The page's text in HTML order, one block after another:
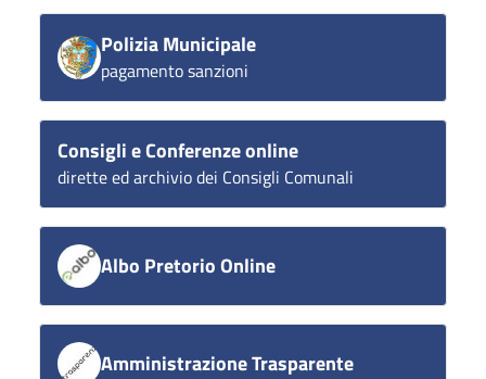
Polizia Municipale
pagamento sanzioni
Consigli e Conferenze online
dirette ed archivio dei Consigli Comunali
Albo Pretorio Online
Amministrazione Trasparente